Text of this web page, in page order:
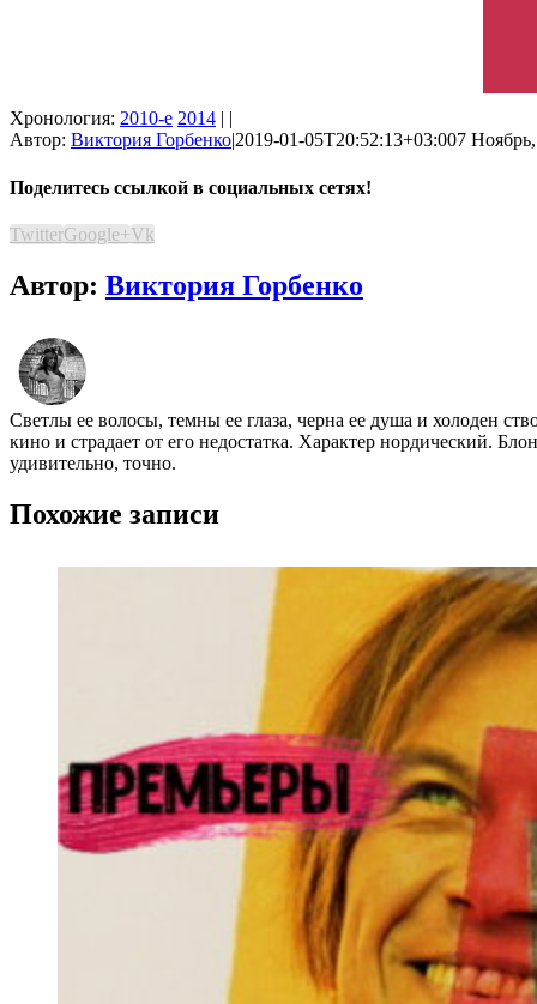
Хронология: 2010-е 2014 | |
Автор: Виктория Горбенко|2019-01-05T20:52:13+03:007
Поделитесь ссылкой в социальных сетях!
TwitterGoogle+Vk
Автор: Виктория Горбенко
Светлы ее волосы, темны ее глаза, черна ее душа и холоден
кино и страдает от его недостатка. Характер нордический.
удивительно, точно.
Похожие записи